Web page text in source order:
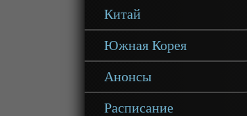
Китай
Южная Корея
Анонсы
Расписание